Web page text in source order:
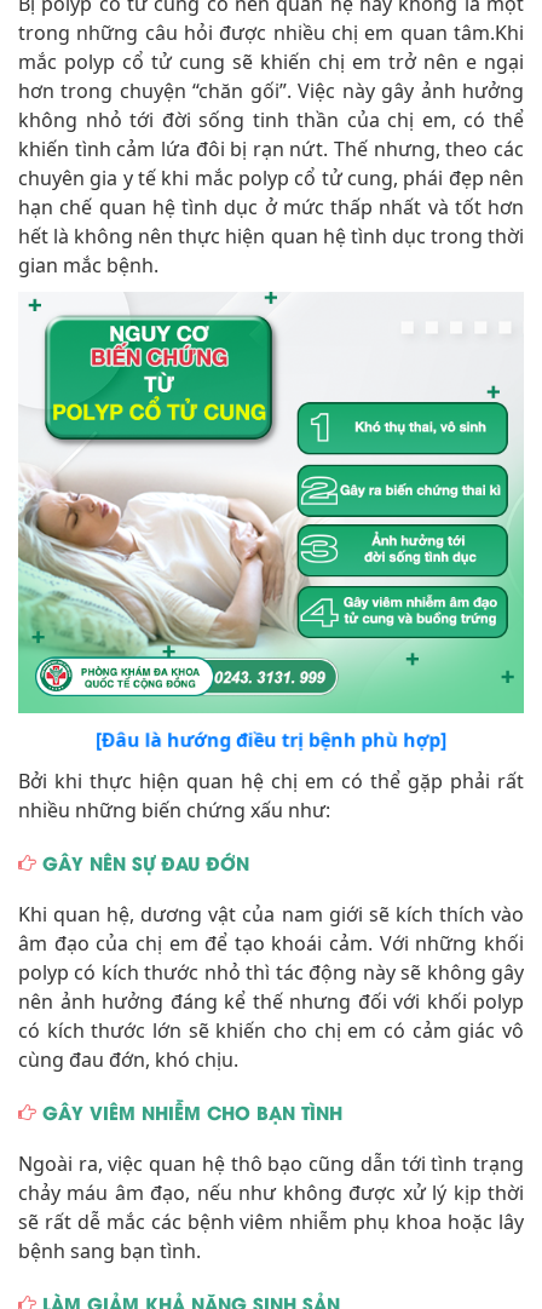
trong những câu hỏi được nhiều chị em quan tâm.Khi
mắc polyp cổ tử cung sẽ khiến chị em trở nên e ngại
hơn trong chuyện “chăn gối”. Việc này gây ảnh hưởng
không nhỏ tới đời sống tinh thần của chị em, có thể
khiến tình cảm lứa đôi bị rạn nứt. Thế nhưng, theo các
chuyên gia y tế khi mắc polyp cổ tử cung, phái đẹp nên
hạn chế quan hệ tình dục ở mức thấp nhất và tốt hơn
hết là không nên thực hiện quan hệ tình dục trong thời
gian mắc bệnh.
[Đâu là hướng điều trị bệnh phù hợp]
Bởi khi thực hiện quan hệ chị em có thể gặp phải rất
nhiều những biến chứng xấu như:
GÂY NÊN SỰ ĐAU ĐỚN
Khi quan hệ, dương vật của nam giới sẽ kích thích vào
âm đạo của chị em để tạo khoái cảm. Với những khối
polyp có kích thước nhỏ thì tác động này sẽ không gây
nên ảnh hưởng đáng kể thế nhưng đối với khối polyp
có kích thước lớn sẽ khiến cho chị em có cảm giác vô
cùng đau đớn, khó chịu.
GÂY VIÊM NHIỄM CHO BẠN TÌNH
Ngoài ra, việc quan hệ thô bạo cũng dẫn tới tình trạng
chảy máu âm đạo, nếu như không được xử lý kịp thời
sẽ rất dễ mắc các bệnh viêm nhiễm phụ khoa hoặc lây
bệnh sang bạn tình.
LÀM GIẢM KHẢ NĂNG SINH SẢN